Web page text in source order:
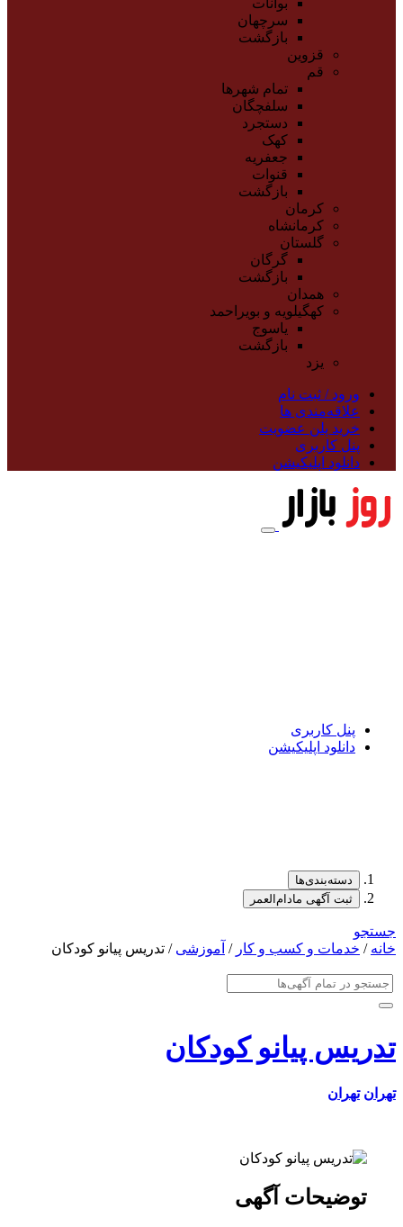
سرچهان
بازگشت
قزوین
قم
تمام شهر‌ها
سلفچگان
دستجرد
کهک
جعفریه
قنوات
بازگشت
کرمان
کرمانشاه
گلستان
گرگان
بازگشت
همدان
کهگیلویه و بویراحمد
یاسوج
بازگشت
یزد
ورود / ثبت نام
علاقه‌مندی ها
خرید پلن عضویت
پنل کاربری
دانلود اپلیکیشن
پنل کاربری
دانلود اپلیکیشن
دسته‌بندی‌ها
ثبت آگهی مادام‌العمر
جستجو
خانه / خدمات و کسب و کار / آموزشی / تدریس پیانو کودکان
تدریس پیانو کودکان
تهران تهران
توضیحات آگهی